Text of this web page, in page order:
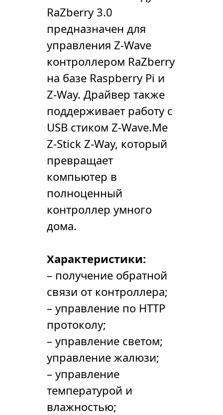
RaZberry 3.0
предназначен для
управления Z-Wave
контроллером RaZberry
на базе Raspberry Pi и
Z-Way. Драйвер также
поддерживает работу с
USB стиком Z-Wave.Me
Z-Stick Z-Way, который
превращает
компьютер в
полноценный
контроллер умного
дома.
Характеристики:
– получение обратной
связи от контроллера;
– управление по HTTP
протоколу;
– управление светом;
управление жалюзи;
– управление
температурой и
влажностью;